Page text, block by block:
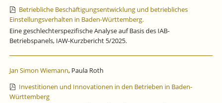
Betriebliche Beschäftigungsentwicklung und betriebliches
Einstellungsverhalten in Baden-Württemberg.
Eine geschlechterspezifische Analyse auf Basis des IAB-
Betriebspanels, IAW-Kurzbericht 5/2025.
Jan Simon Wiemann, Paula Roth
Investitionen und Innovationen in den Betrieben in Baden-
Württemberg